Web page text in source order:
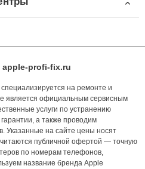
profi-fix.ru
на ремонте и
является официальным сервисным
услуги по устранению
а также проводим
Указанные на сайте цены носят
публичной офертой — точную
по номерам телефонов,
название бренда Apple